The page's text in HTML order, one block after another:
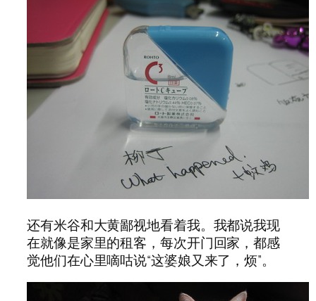
还有米谷和大黄鄙视地看着我。我都说我现
在就像是家里的租客，每次开门回家，都感
觉他们在心里嘀咕说“这婆娘又来了，烦”。